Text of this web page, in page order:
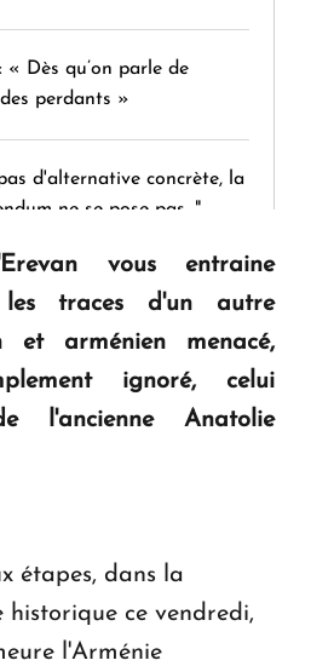
« Dès qu’on parle de
perdants »
d'alternative concrète, la
ne se pose pas. "
de résilience et d'avenir
Regency d'Arménie
Dilijan
vous entraine
traces d'un autre
et arménien menacé,
ignoré, celui
l'ancienne Anatolie
étapes, dans la
ce vendredi,
l'Arménie